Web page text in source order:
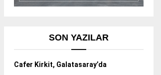
SON YAZILAR
Cafer Kirkit, Galatasaray’da